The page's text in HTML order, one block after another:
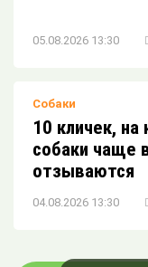
05.08.2026 13:30
Собаки
10 кличек,
собаки чаще
отзываются
04.08.2026 13:30